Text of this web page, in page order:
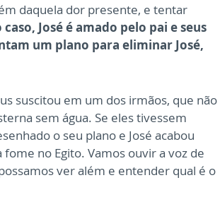
daquela dor presente, e tentar
caso, José é amado pelo pai e seus
um plano para eliminar José,
suscitou em um dos irmãos, que não
sem água. Se eles tivessem
o seu plano e José acabou
no Egito. Vamos ouvir a voz de
ver além e entender qual é o